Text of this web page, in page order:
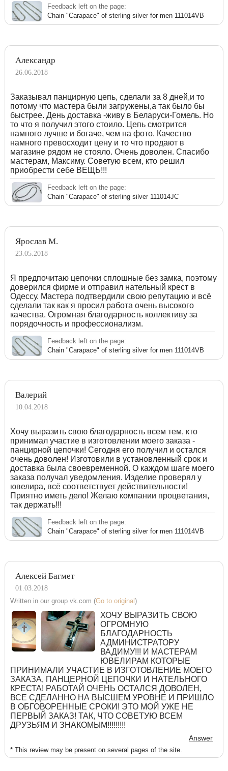
Feedback left on the page:
Chain "Carapace" of sterling silver for men 111014VB
Александр
26.06.2018
Заказывал панцирную цепь, сделали за 8 дней,и то
потому что мастера были загружены,а так было бы
быстрее. День доставка -живу в Беларуси-Гомель. Но
то что я получил этого стоило. Цепь смотрится
намного лучше и богаче, чем на фото. Качество
намного превосходит цену и то что продают в
магазине рядом не стояло. Очень доволен. Спасибо
мастерам, Максиму. Советую всем, кто решил
приобрести себе ВЕЩЬ!!!
Feedback left on the page:
Chain "Carapace" of sterling silver 111014JC
Ярослав М.
23.05.2018
Я предпочитаю цепочки сплошные без замка, поэтому
доверился фирме и отправил нательный крест в
Одессу. Мастера подтвердили свою репутацию и всё
сделали так как я просил работа очень высокого
качества. Огромная благодарность коллективу за
порядочность и профессионализм.
Feedback left on the page:
Chain "Carapace" of sterling silver for men 111014VB
Валерий
10.04.2018
Хочу выразить свою благодарность всем тем, кто
принимал участие в изготовлении моего заказа -
панцирной цепочки! Сегодня его получил и остался
очень доволен! Изготовили в установленный срок и
доставка была своевременной. О каждом шаге моего
заказа получал уведомления. Изделие проверял у
ювелира, всё соответствует действительности!
Приятно иметь дело! Желаю компании процветания,
так держать!!!
Feedback left on the page:
Chain "Carapace" of sterling silver for men 111014VB
Алексей Багмет
01.03.2018
Written in our group vk.com (Go to original )
ХОЧУ ВЫРАЗИТЬ СВОЮ
ОГРОМНУЮ
БЛАГОДАРНОСТЬ
АДМИНИСТРАТОРУ
ВАДИМУ!!! И МАСТЕРАМ
ЮВЕЛИРАМ КОТОРЫЕ
ПРИНИМАЛИ УЧАСТИЕ В ИЗГОТОВЛЕНИЕ МОЕГО
ЗАКАЗА, ПАНЦЕРНОЙ ЦЕПОЧКИ И НАТЕЛЬНОГО
КРЕСТА! РАБОТАЙ ОЧЕНЬ ОСТАЛСЯ ДОВОЛЕН,
ВСЕ СДЕЛАННО НА ВЫСШЕМ УРОВНЕ И ПРИШЛО
В ОБГОВОРЕННЫЕ СРОКИ! ЭТО МОЙ УЖЕ НЕ
ПЕРВЫЙ ЗАКАЗ! ТАК, ЧТО СОВЕТУЮ ВСЕМ
ДРУЗЬЯМ И ЗНАКОМЫМ!!!!!!!!!
Answer
* This review may be present on several pages of the site.